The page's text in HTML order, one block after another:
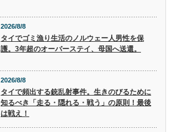
2026/8/8
タイでゴミ漁り生活のノルウェー人男性を保
護。3年超のオーバーステイ、母国へ送還。
2026/8/8
タイで頻出する銃乱射事件。生きのびるために
知るべき「走る・隠れる・戦う」の原則！最後
は戦え！